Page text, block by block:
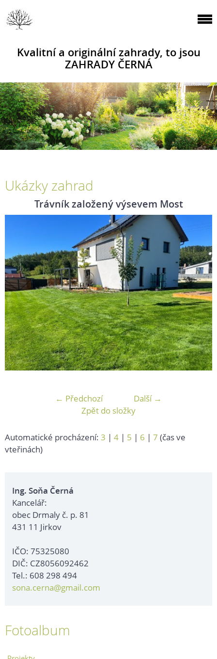
Kvalitní a originální zahrady, to jsou
ZAHRADY ČERNÁ
Ukázky zahrad
Trávník založený výsevem Most
← Předchozí
Další →
Zpět do složky
Automatické procházení: 3 | 4 | 5 | 6 | 7 (čas ve
vteřinách)
Ing. Soňa Černá
Kancelář:
obec Drmaly č. p. 81
431 11 Jirkov
IČO: 75325080
DIČ: CZ8056092462
Tel.: 608 298 494
sona.cerna@gmail.com
Fotoalbum